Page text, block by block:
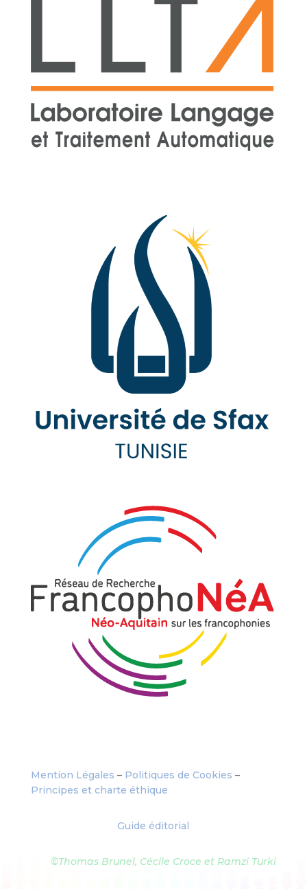
Mention Légales – Politiques de Cookies –
Principes et charte éthique
Guide éditorial
©Thomas Brunel, Cécile Croce et Ramzi Turki